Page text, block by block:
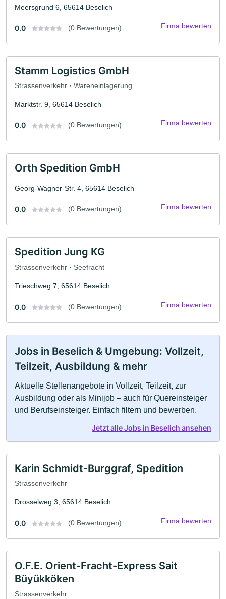
Meersgrund 6, 65614 Beselich
0.0 (0 Bewertungen) Firma bewerten
Stamm Logistics GmbH
Strassenverkehr · Wareneinlagerung
Marktstr. 9, 65614 Beselich
0.0 (0 Bewertungen) Firma bewerten
Orth Spedition GmbH
Georg-Wagner-Str. 4, 65614 Beselich
0.0 (0 Bewertungen) Firma bewerten
Spedition Jung KG
Strassenverkehr · Seefracht
Trieschweg 7, 65614 Beselich
0.0 (0 Bewertungen) Firma bewerten
Jobs in Beselich & Umgebung: Vollzeit,
Teilzeit, Ausbildung & mehr
Aktuelle Stellenangebote in Vollzeit, Teilzeit, zur
Ausbildung oder als Minijob – auch für Quereinsteiger
und Berufseinsteiger. Einfach filtern und bewerben.
Jetzt alle Jobs in Beselich ansehen
Karin Schmidt-Burggraf, Spedition
Strassenverkehr
Drosselweg 3, 65614 Beselich
0.0 (0 Bewertungen) Firma bewerten
O.F.E. Orient-Fracht-Express Sait
Büyükköken
Strassenverkehr